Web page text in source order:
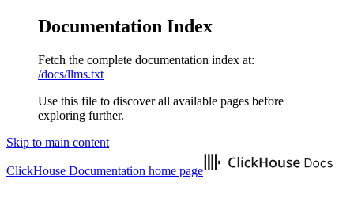
Documentation Index
Fetch the complete documentation index at:
/docs/llms.txt
Use this file to discover all available pages before
exploring further.
Skip to main content
ClickHouse Documentation home page